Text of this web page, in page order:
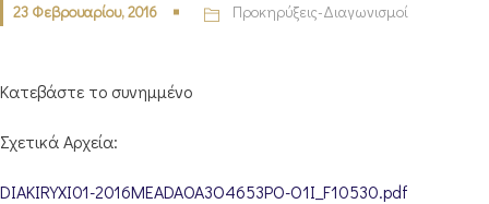
23 Φεβρουαρίου, 2016 Προκηρύξεις-Διαγωνισμοί
Κατεβάστε το συνημμένο
Σχετικά Αρχεία:
DIAKIRYXI01-2016MEADAOA3O4653PO-O1I_F10530.pdf